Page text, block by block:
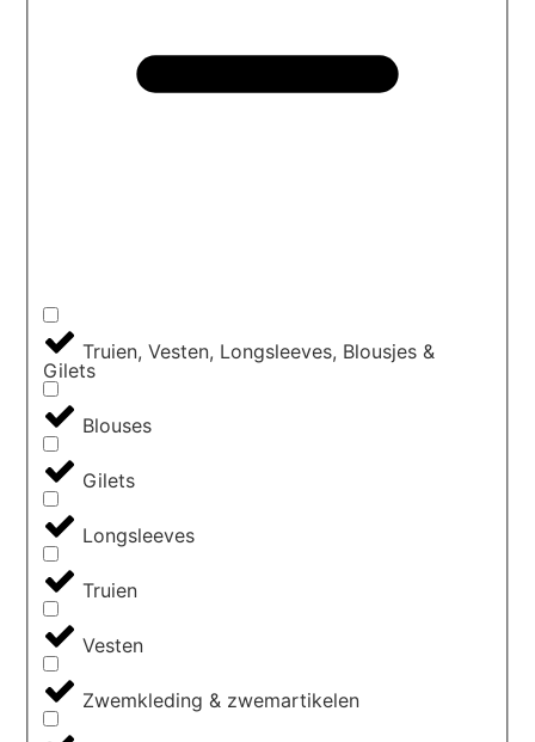
Truien, Vesten, Longsleeves, Blousjes &
Gilets
Blouses
Gilets
Longsleeves
Truien
Vesten
Zwemkleding & zwemartikelen